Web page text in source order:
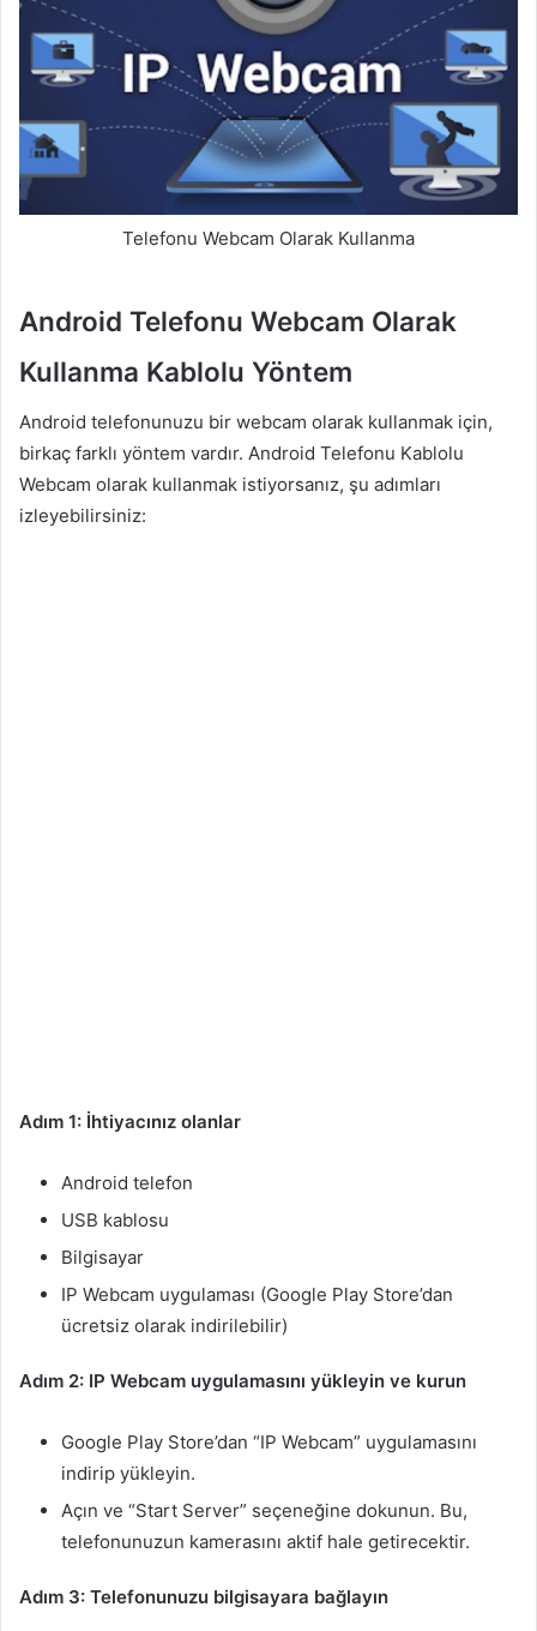
Telefonu Webcam Olarak Kullanma
Android Telefonu Webcam Olarak
Kullanma Kablolu Yöntem
Android telefonunuzu bir webcam olarak kullanmak için,
birkaç farklı yöntem vardır. Android Telefonu Kablolu
Webcam olarak kullanmak istiyorsanız, şu adımları
izleyebilirsiniz:
Adım 1: İhtiyacınız olanlar
Android telefon
USB kablosu
Bilgisayar
IP Webcam uygulaması (Google Play Store’dan
ücretsiz olarak indirilebilir)
Adım 2: IP Webcam uygulamasını yükleyin ve kurun
Google Play Store’dan “IP Webcam” uygulamasını
indirip yükleyin.
Açın ve “Start Server” seçeneğine dokunun. Bu,
telefonunuzun kamerasını aktif hale getirecektir.
Adım 3: Telefonunuzu bilgisayara bağlayın